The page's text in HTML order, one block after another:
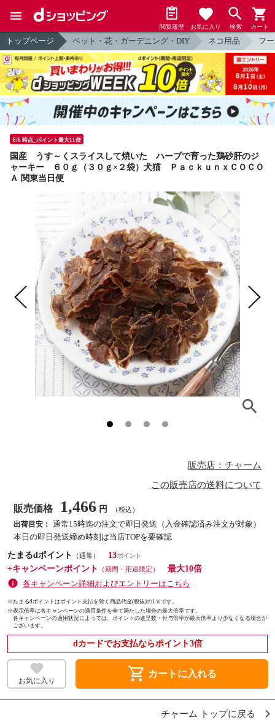
閲覧履歴 お気に入り 検索 カート
トップページ ペット・花・ガーデニング・DIY ネコ用品 フ
8/6 時点_ポイント最大11倍
国産 うす～くスライスして焼いた ハーブで育った鶏砂肝のジ
ャーキー ６０ｇ（３０ｇ×２袋）犬猫 ＰａｃｋｕｎｘＣＯＣＯ
Ａ 関東当日便
販売店：チャーム
この販売店の送料について
販売価格 1,466 円 （税込）
出荷目安： 通常15時迄の注文で即日発送（入金確認済み注文が対象）
本日の即日発送締め時刻は当店TOPを要確認
たまるdポイント
（通常）
13
+キャンペーンポイント
（期間・用途限定）
最大10倍
各キャンペーン詳細およびエントリーはこちら
※たまるdポイントはポイント支払を除く商品代金(税抜)の1％です。
※表示倍率は各キャンペーンの適用条件を全て満たした場合の最大倍率です。
各キャンペーンの適用状況によっては、ポイントの進呈数・付与倍率が最大倍率より少なくなる場合が
ございます。
dカードでお支払ならポイント3倍
お気に入り shopping_cart カートに入れる
チャーム トップに戻る